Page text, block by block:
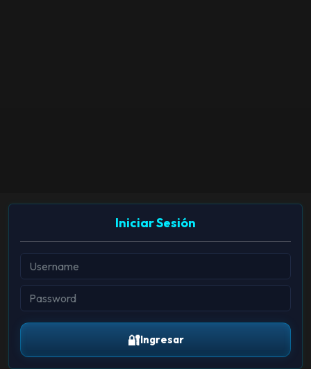
Iniciar Sesión
🔐Ingresar